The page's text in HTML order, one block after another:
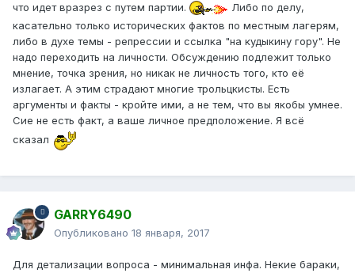
что идет вразрез с путем партии.
Либо по делу,
касательно только исторических фактов по местным лагерям,
либо в духе темы - репрессии и ссылка "на кудыкину гору". Не
надо переходить на личности. Обсуждению подлежит только
мнение, точка зрения, но никак не личность того, кто её
излагает. А этим страдают многие трольцкисты. Есть
аргументы и факты - кройте ими, а не тем, что вы якобы умнее.
Сие не есть факт, а ваше личное предположение. Я всё
сказал
GARRY6490
Опубликовано 18 января, 2017
Для детализации вопроса - минимальная инфа. Некие бараки,